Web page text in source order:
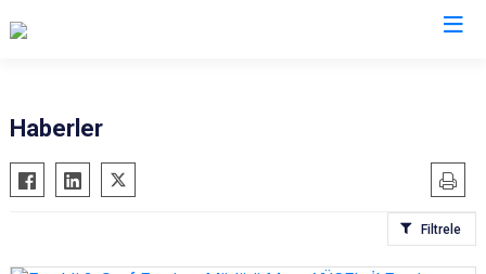
Haberler
Filtrele